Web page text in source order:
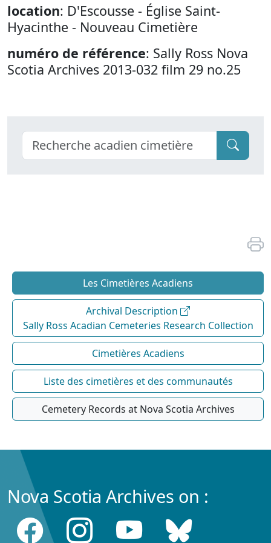
location: D'Escousse - Église Saint-
Hyacinthe - Nouveau Cimetière
numéro de référence: Sally Ross Nova
Scotia Archives 2013-032 film 29 no.25
Les Cimetières Acadiens
Archival Description
Sally Ross Acadian Cemeteries Research Collection
Cimetières Acadiens
Liste des cimetières et des communautés
Cemetery Records at Nova Scotia Archives
Nova Scotia Archives on :